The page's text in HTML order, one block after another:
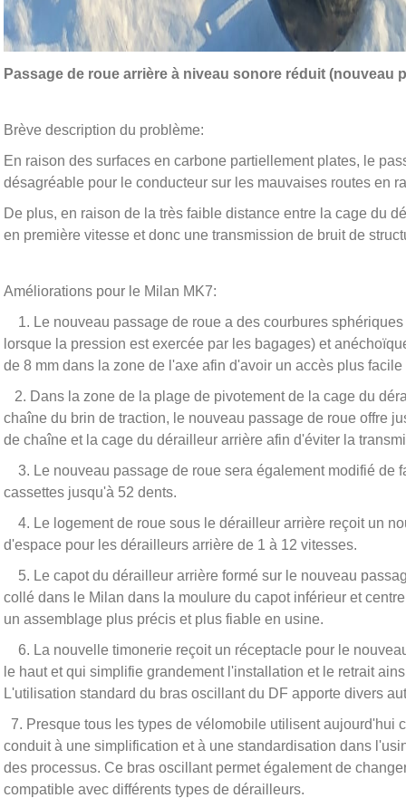
Passage de roue arrière à niveau sonore réduit (nouveau
Brève description du problème:
En raison des surfaces en carbone partiellement plates, le
désagréable pour le conducteur sur les mauvaises routes en
De plus, en raison de la très faible distance entre la cage du
en première vitesse et donc une transmission de bruit de
Améliorations pour le Milan MK7:
1. Le nouveau passage de roue a des courbures
lorsque la pression est exercée par les bagages) et
de 8 mm dans la zone de l'axe afin d'avoir un accès plus
2. Dans la zone de la plage de pivotement de la cage du
chaîne du brin de traction, le nouveau passage de roue offre
de chaîne et la cage du dérailleur arrière afin d'éviter la
3. Le nouveau passage de roue sera également modifié de
cassettes jusqu'à 52 dents.
4. Le logement de roue sous le dérailleur arrière reçoit un
d'espace pour les dérailleurs arrière de 1 à 12 vitesses.
5. Le capot du dérailleur arrière formé sur le nouveau
collé dans le Milan dans la moulure du capot inférieur et
un assemblage plus précis et plus fiable en usine.
6. La nouvelle timonerie reçoit un réceptacle pour le
le haut et qui simplifie grandement l'installation et le retrait
L'utilisation standard du bras oscillant du DF apporte divers
7. Presque tous les types de vélomobile utilisent aujourd'hui
conduit à une simplification et à une standardisation dans
des processus. Ce bras oscillant permet également de
compatible avec différents types de dérailleurs.